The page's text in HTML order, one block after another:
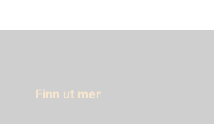
Finn ut mer